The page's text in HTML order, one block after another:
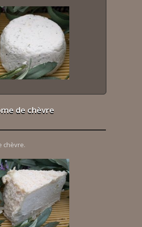
de chèvre
chèvre.